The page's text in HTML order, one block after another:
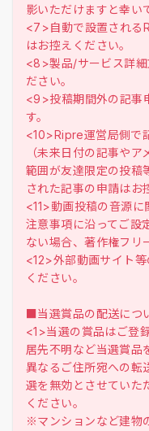
影いただけますと幸い
<7>自動で設置される
はお控えください。
<8>製品/サービス詳細
ださい。
<9>投稿期間外の記事
す。
<10>Ripre運営局側で
（未来日付の記事や
範囲が友達限定の投稿
された記事の申請はお
<11>動画投稿の音源
注意事項に沿ってご設
ない場合、著作権フリ
<12>外部動画サイト
ください。
■当選賞品の配送につ
<1>当選の賞品はご登
居先不明など当選賞品
異なるご住所宛への転
選を無効とさせていた
ください。
※マンションなど建物